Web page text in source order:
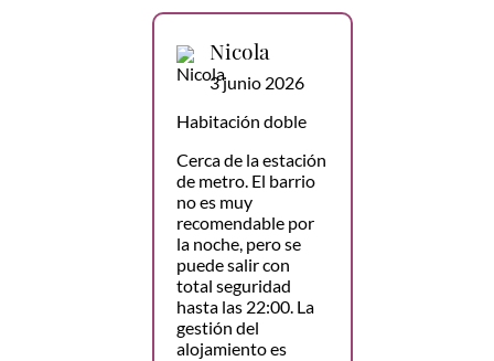
Nicola
3 junio 2026
Habitación doble
Cerca de la estación
de metro. El barrio
no es muy
recomendable por
la noche, pero se
puede salir con
total seguridad
hasta las 22:00. La
gestión del
alojamiento es